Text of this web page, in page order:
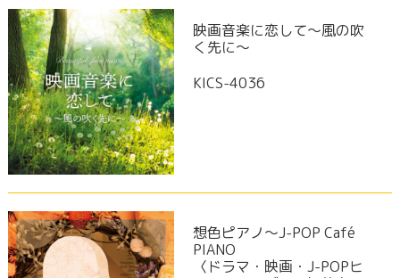
映画音楽に恋して～風の吹
く先に～
KICS-4036
想色ピアノ～J-POP Café
PIANO
〈ドラマ・映画・J-POPヒ